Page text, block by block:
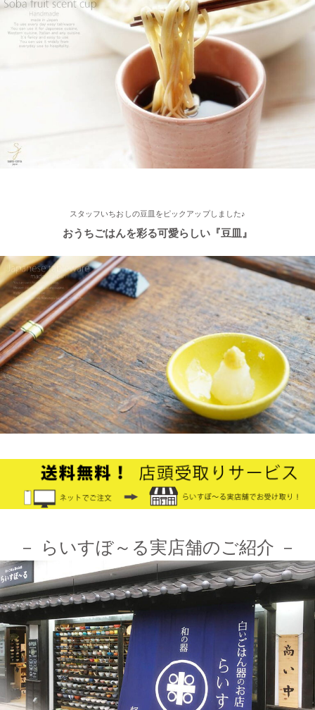
≪おすすめ≫ちょこっとがうれしい♪何個あっても便利な手づく
り豆皿
≪第2弾 公式Youtubeチャンネル お買い物モニターアンバサダー
大募集☆≫ 詳しくはらいすぼ～るインスタグラムをチェッ
2025/2/4
が白いごはん器のお店 らいすぼーる 春日井店にいらっしゃいま
2025/2/4
≪テレビで紹介されました≫ 2021年9月5日 中京テレビ キャッ
チ！『金額当て中継 コレいくらでSHOW！』生放送のコーナー
で 白いごはん器のお店 らいすぼーる 小牧店が出演しました。
2024/12/4
オフィシャルショップがリニューアルしました！お客様により快
適にお買い物をお楽しみいただけるよう、表示速度などを改善し
ました。みなさまのご利用をお待ちしております。
2024/10/26
≪第1弾 公式Youtubeチャンネル お買い物モニターアンバサダー
大募集☆≫ 詳しくはらいすぼ～るインスタグラムをチェッ
2024/3/12
≪テレビで紹介されました≫ 2021年7月12日 CBCテレビ まちイ
チ nice to people『春日井市・専門店』巡りで TKOの木本武宏さ
んが白いごはん器のお店 らいすぼーる 春日井店にいらっしゃい
ました。
2024/3/12
≪ラジオで紹介されました≫ 2021年7月8日 CBCラジオ ドラ魂
スタッフいちおしの豆皿をピックアップしました♪
おうちごはんを彩る可愛らしい『豆皿』
－ らいすぼ～る実店舗のご紹介 －